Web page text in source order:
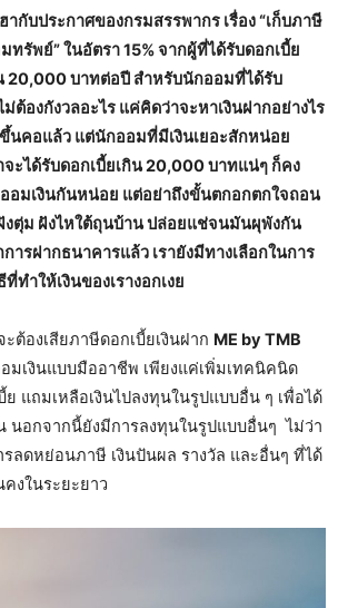
กับประกาศของกรมสรรพากร เรื่อง “เก็บภาษี
ทรัพย์” ในอัตรา 15% จากผู้ที่ได้รับดอกเบี้ย
20,000 บาทต่อปี สำหรับนักออมที่ได้รับ
ม่ต้องกังวลอะไร แค่คิดว่าจะหาเงินฝากอย่างไร
นคอแล้ว แต่นักออมที่มีเงินเยอะสักหน่อย
ะได้รับดอกเบี้ยเกิน 20,000 บาทแน่ๆ ก็คง
อมเงินกันหน่อย แต่อย่าถึงขั้นตกอกตกใจถอน
ฝังตุ่ม ฝังไหใต้ถุนบ้าน ปล่อยแช่จนมันผุพังกัน
การฝากธนาคารแล้ว เรายังมีทางเลือกในการ
ทำให้เงินของเรางอกเงย
ต้องเสียภาษีดอกเบี้ยเงินฝาก ME by TMB
มเงินแบบมืออาชีพ เพียงแค่เพิ่มเทคนิคนิด
แถมเหลือเงินไปลงทุนในรูปแบบอื่น ๆ เพื่อได้
นอกจากนี้ยังมีการลงทุนในรูปแบบอื่นๆ ไม่ว่า
รลดหย่อนภาษี เงินปันผล รางวัล และอื่นๆ ที่ได้
งในระยะยาว